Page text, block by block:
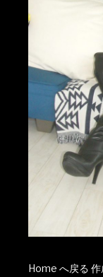
Home へ戻る 作